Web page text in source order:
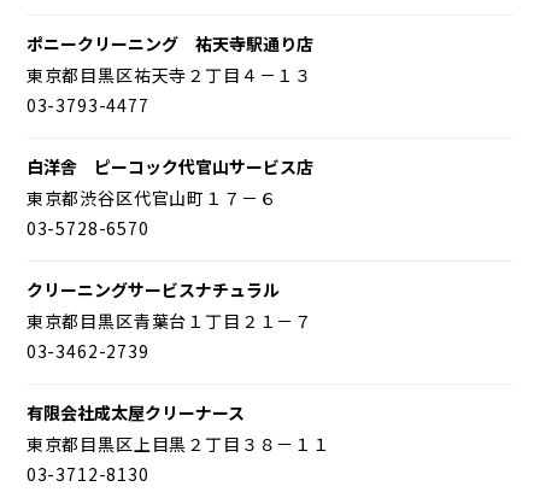
ポニークリーニング 祐天寺駅通り店
東京都目黒区祐天寺２丁目４－１３
03-3793-4477
白洋舎 ピーコック代官山サービス店
東京都渋谷区代官山町１７－６
03-5728-6570
クリーニングサービスナチュラル
東京都目黒区青葉台１丁目２１－７
03-3462-2739
有限会社成太屋クリーナース
東京都目黒区上目黒２丁目３８－１１
03-3712-8130